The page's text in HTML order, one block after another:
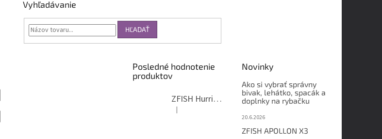
Vyhľadávanie
HĽADAŤ
Posledné hodnotenie
produktov
ZFISH Hurricane Camo Kreslo
Hodnotenie produktu je 5 z 5 hviezdičiek.
|
Novinky
Ako si vybrať správny
bivak, lehátko, spacák a
doplnky na rybačku
20.6.2026
ZFISH APOLLON X3